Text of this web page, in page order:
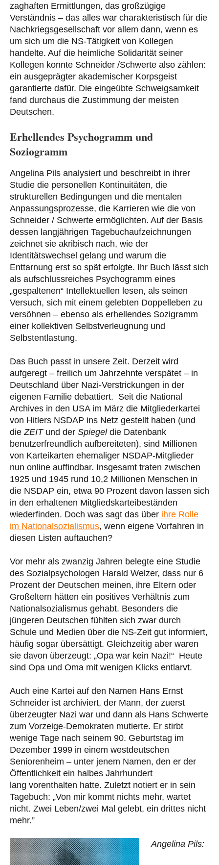
zaghaften Ermittlungen, das großzügige
Verständnis – das alles war charakteristisch für die
Nachkriegsgesellschaft vor allem dann, wenn es
um sich um die NS-Tätigkeit von Kollegen
handelte. Auf die heimliche Solidarität seiner
Kollegen konnte Schneider /Schwerte also zählen:
ein ausgeprägter akademischer Korpsgeist
garantierte dafür. Die eingeübte Schweigsamkeit
fand durchaus die Zustimmung der meisten
Deutschen.
Erhellendes Psychogramm und
Soziogramm
Angelina Pils analysiert und beschreibt in ihrer
Studie die personellen Kontinuitäten, die
strukturellen Bedingungen und die mentalen
Anpassungsprozesse, die Karrieren wie die von
Schneider / Schwerte ermöglichten. Auf der Basis
dessen langjährigen Tagebuchaufzeichnungen
zeichnet sie akribisch nach, wie der
Identitätswechsel gelang und warum die
Enttarnung erst so spät erfolgte. Ihr Buch lässt sich
als aufschlussreiches Psychogramm eines
„gespaltenen“ Intellektuellen lesen, als seinen
Versuch, sich mit einem gelebten Doppelleben zu
versöhnen – ebenso als erhellendes Sozigramm
einer kollektiven Selbstverleugnung und
Selbstentlastung.
Das Buch passt in unsere Zeit. Derzeit wird
aufgeregt – freilich um Jahrzehnte verspätet – in
Deutschland über Nazi-Verstrickungen in der
eigenen Familie debattiert. Seit die National
Archives in den USA im März die Mitgliederkartei
von Hitlers NSDAP ins Netz gestellt haben (und
die ZEITund der Spiegeldie Datenbank
benutzerfreundlich aufbereiteten), sind Millionen
von Karteikarten ehemaliger NSDAP-Mitglieder
nun online auffindbar. Insgesamt traten zwischen
1925 und 1945 rund 10,2 Millionen Menschen in
die NSDAP ein, etwa 90 Prozent davon lassen sich
in den erhaltenen Mitgliedskarteibeständen
wiederfinden. Doch was sagt das über ihre Rolle
im Nationalsozialismus, wenn eigene Vorfahren in
diesen Listen auftauchen?
Vor mehr als zwanzig Jahren belegte eine Studie
des Sozialpsychologen Harald Welzer, dass nur 6
Prozent der Deutschen meinen, ihre Eltern oder
Großeltern hätten ein positives Verhältnis zum
Nationalsozialismus gehabt. Besonders die
jüngeren Deutschen fühlten sich zwar durch
Schule und Medien über die NS-Zeit gut informiert,
häufig sogar übersättigt. Gleichzeitig aber waren
sie davon überzeugt: „Opa war kein Nazi!“ Heute
sind Opa und Oma mit wenigen Klicks entlarvt.
Auch eine Kartei auf den Namen Hans Ernst
Schneider ist archiviert, der Mann, der zuerst
überzeugter Nazi war und dann als Hans Schwerte
zum Vorzeige-Demokraten mutierte. Er stirbt
wenige Tage nach seinem 90. Geburtstag im
Dezember 1999 in einem westdeutschen
Seniorenheim – unter jenem Namen, den er der
Öffentlichkeit ein halbes Jahrhundert
lang vorenthalten hatte. Zuletzt notiert er in sein
Tagebuch: „Von mir kommt nichts mehr, wartet
nicht. Zwei Leben/zwei Mal gelebt, ein drittes nicht
mehr.”
Angelina Pils: